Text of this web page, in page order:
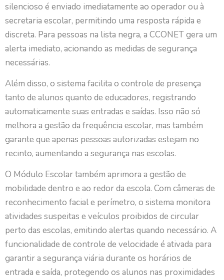
silencioso é enviado imediatamente ao operador ou à
secretaria escolar, permitindo uma resposta rápida e
discreta. Para pessoas na lista negra, a CCONET gera um
alerta imediato, acionando as medidas de segurança
necessárias.
Além disso, o sistema facilita o controle de presença
tanto de alunos quanto de educadores, registrando
automaticamente suas entradas e saídas. Isso não só
melhora a gestão da frequência escolar, mas também
garante que apenas pessoas autorizadas estejam no
recinto, aumentando a segurança nas escolas.
O Módulo Escolar também aprimora a gestão de
mobilidade dentro e ao redor da escola. Com câmeras de
reconhecimento facial e perímetro, o sistema monitora
atividades suspeitas e veículos proibidos de circular
perto das escolas, emitindo alertas quando necessário. A
funcionalidade de controle de velocidade é ativada para
garantir a segurança viária durante os horários de
entrada e saída, protegendo os alunos nas proximidades